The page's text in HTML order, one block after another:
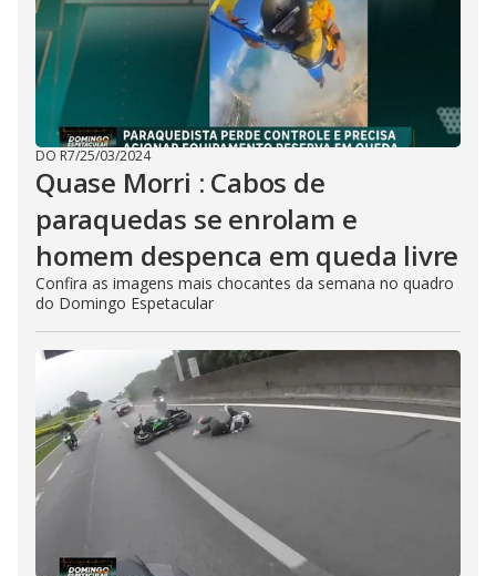
DO R7/25/03/2024
Quase Morri : Cabos de
paraquedas se enrolam e
homem despenca em queda livre
Confira as imagens mais chocantes da semana no quadro
do Domingo Espetacular